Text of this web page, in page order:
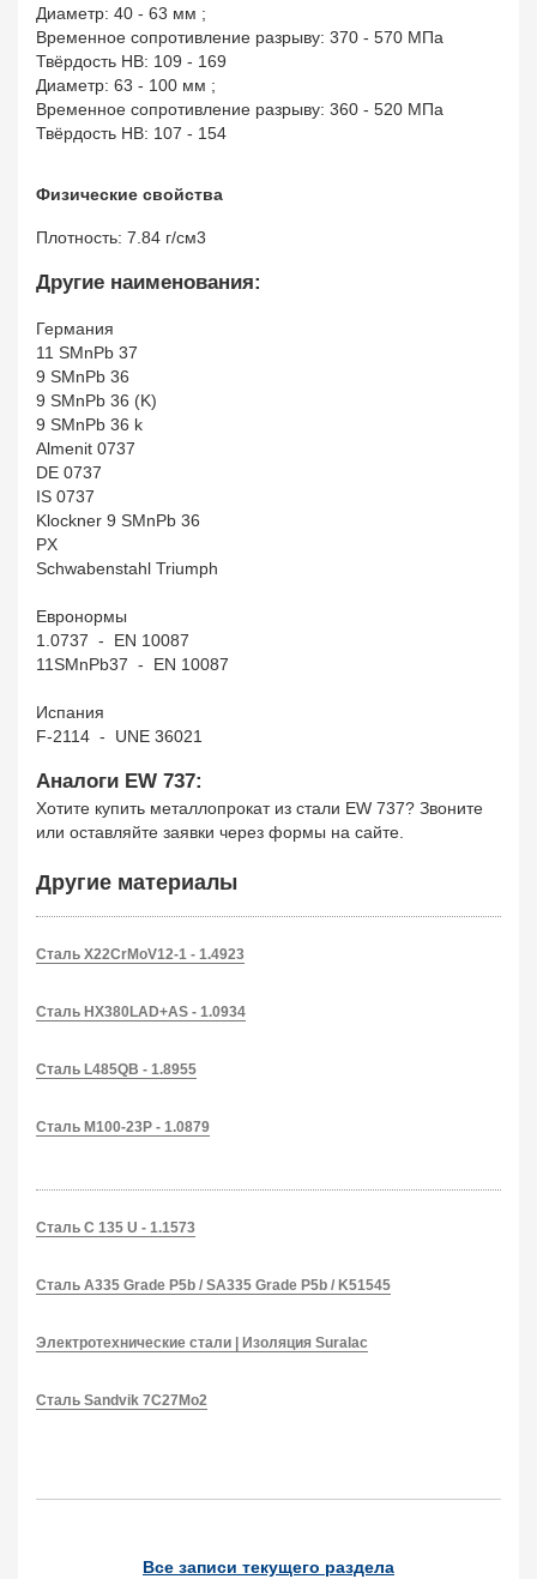
Диаметр: 40 - 63 мм ;
Временное сопротивление разрыву: 370 - 570 МПа
Твёрдость HB: 109 - 169
Диаметр: 63 - 100 мм ;
Временное сопротивление разрыву: 360 - 520 МПа
Твёрдость HB: 107 - 154
Физические свойства
Плотность: 7.84 г/см3
Другие наименования:
Германия
11 SMnPb 37
9 SMnPb 36
9 SMnPb 36 (K)
9 SMnPb 36 k
Almenit 0737
DE 0737
IS 0737
Klockner 9 SMnPb 36
PX
Schwabenstahl Triumph
Евронормы
1.0737 - EN 10087
11SMnPb37 - EN 10087
Испания
F-2114 - UNE 36021
Аналоги EW 737:
Хотите купить металлопрокат из стали EW 737? Звоните
или оставляйте заявки через формы на сайте.
Другие материалы
Сталь X22CrMoV12-1 - 1.4923
Сталь HX380LAD+AS - 1.0934
Сталь L485QB - 1.8955
Сталь M100-23P - 1.0879
Сталь C 135 U - 1.1573
Сталь A335 Grade P5b / SA335 Grade P5b / K51545
Электротехнические стали | Изоляция Suralac
Сталь Sandvik 7C27Mo2
Все записи текущего раздела